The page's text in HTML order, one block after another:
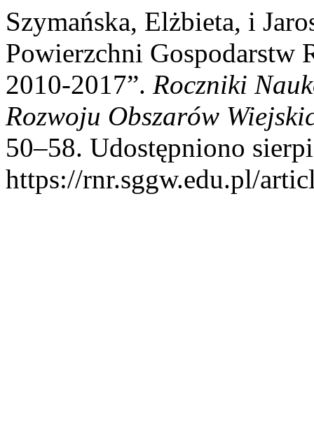
Szymańska, Elżbieta, i
Powierzchni Gospodarstw
2010-2017”. Roczniki
Rozwoju Obszarów
50–58. Udostępniono
https://rnr.sggw.edu.pl/